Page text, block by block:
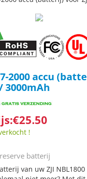
2000 accu
3000mAh
!
batterij
van uw ZJI